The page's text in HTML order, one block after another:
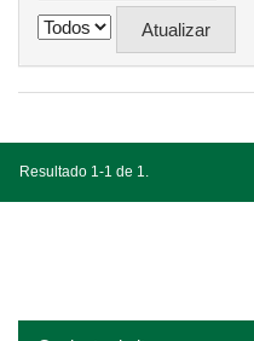
Resultado 1-1 de 1.